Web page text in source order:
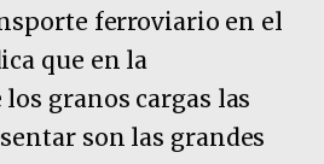
ferroviario en el
que en la
granos cargas las
son las grandes